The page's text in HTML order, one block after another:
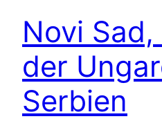
Novi
der
Serbien